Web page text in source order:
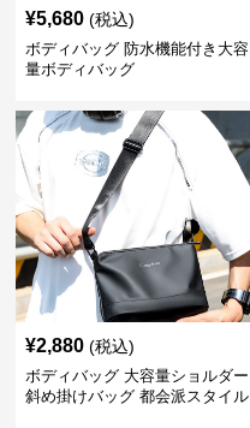
¥5,680 (税込)
ボディバッグ 防水機能付き大容
量ボディバッグ
¥2,880 (税込)
ボディバッグ 大容量ショルダー
斜め掛けバッグ 都会派スタイル